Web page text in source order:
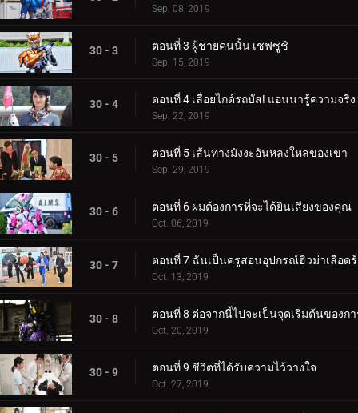
Sep. 08, 2019
30 - 3 ตอนที่ 3 ผู้ชายคนนั้น เชฟซูชิ
Sep. 15, 2019
30 - 4 ตอนที่ 4 เลื่อยไกด์รถบัส! แอนนารู้ความจริง
Sep. 22, 2019
30 - 5 ตอนที่ 5 เส้นทางมังงะอันหลงใหลของเขา
Sep. 29, 2019
30 - 6 ตอนที่ 6 ผมต้องการที่จะได้ยินเสียงของคุณ
Oct. 06, 2019
30 - 7 ตอนที่ 7 ฉันเป็นครูสอนอุปกรณ์ฮิวม่าเลือด
Oct. 13, 2019
30 - 8 ตอนที่ 8 ต่อจากนี้ไปจะเป็นจุดเริ่มต้นของก
Oct. 20, 2019
30 - 9 ตอนที่ 9 ชีวิตที่ได้รับความไว้วางใจ
Oct. 27, 2019